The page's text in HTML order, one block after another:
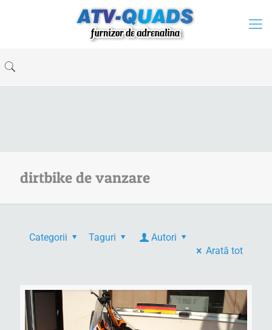
dirtbike de vanzare
Categorii Taguri
Autori
Arată tot